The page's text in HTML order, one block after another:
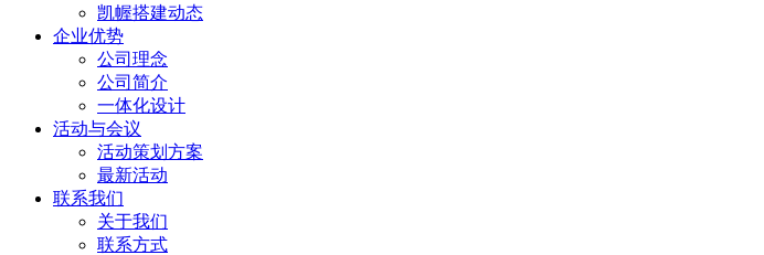
凯幄搭建动态
企业优势
公司理念
公司简介
一体化设计
活动与会议
活动策划方案
最新活动
联系我们
关于我们
联系方式